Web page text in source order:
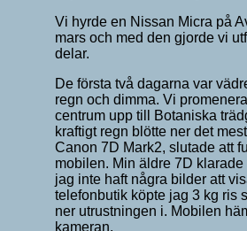
Vi hyrde en Nissan Micra på
mars och med den gjorde vi
delar.
De första två dagarna var
regn och dimma. Vi
centrum upp till Botaniska
kraftigt regn blötte ner det
Canon 7D Mark2, slutade att
mobilen. Min äldre 7D
jag inte haft några bilder att
telefonbutik köpte jag 3 kg ris
ner utrustningen i. Mobilen
kameran.